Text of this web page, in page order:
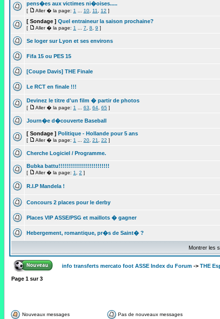
pens�es aux victimes ni�oises.....
[ Aller � la page: 1 10 11 12 ]
[ Sondage ] Quel entraineur la saison prochaine?
[ Aller � la page: 1 7 8 9 ]
Se loger sur Lyon et ses environs
Fifa 15 ou PES 15
[Coupe Davis] THE Finale
Le RCT en finale !!!
Devinez le titre d'un film � partir de photos
[ Aller � la page: 1 63 64 65 ]
Journ�e d�couverte Baseball
[ Sondage ] Politique - Hollande pour 5 ans
[ Aller � la page: 1 20 21 22 ]
Cherche Logiciel / Programme.
Bubka battu!!!!!!!!!!!!!!!!!!!!!!!!!!
[ Aller � la page: 1 2 ]
R.I.P Mandela !
Concours 2 places pour le derby
Places VIP ASSE/PSG et maillots � gagner
Hebergement, romantique, pr�s de Saint� ?
Montrer les
info transferts mercato foot ASSE Index du Forum -> THE
Page 1 sur3
Nouveaux messages
Pas de nouveaux messages